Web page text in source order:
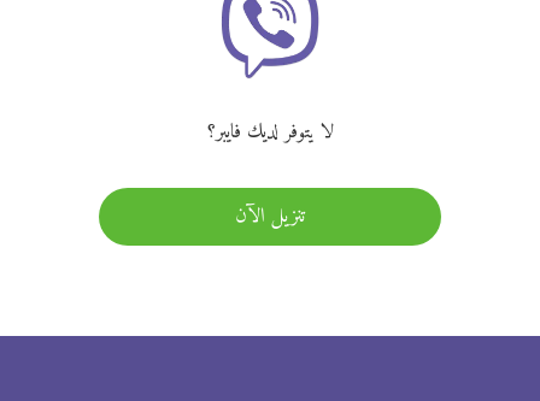
لا يتوفر لديك فايبر؟
تنزيل الآن